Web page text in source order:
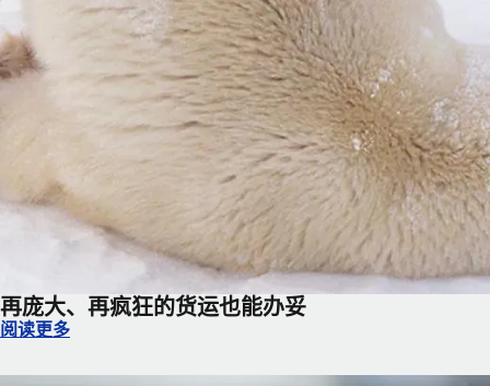
再庞大、再疯狂的货运也能办妥
再庞大、再疯狂的货运也能办妥
阅读更多